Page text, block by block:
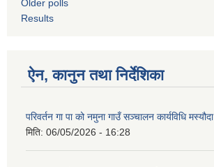
Older polls
Results
ऐन, कानुन तथा निर्देशिका
परिवर्तन गा पा को नमुना गाउँ सञ्चालन कार्यविधि मस्यौदा
मिति: 06/05/2026 - 16:28